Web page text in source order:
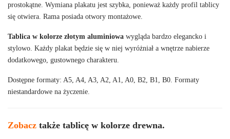
prostokątne. Wymiana plakatu jest szybka, ponieważ każdy profil tablicy
się otwiera. Rama posiada otwory montażowe.
Tablica w kolorze złotym aluminiowawygląda bardzo elegancko i
stylowo. Każdy plakat będzie się w niej wyróżniał a wnętrze nabierze
dodatkowego, gustownego charakteru.
Dostępne formaty: A5, A4, A3, A2, A1, A0, B2, B1, B0. Formaty
niestandardowe na życzenie.
Zobacz także tablicę w kolorze drewna.